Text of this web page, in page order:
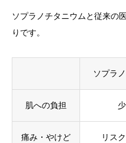
ソプラノチタニウムと従来の
りです。
ソプラ
肌への負担
痛み・やけど リス